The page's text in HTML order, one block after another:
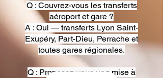
Q : Couvrez-vous les transferts
aéroport et gare ?
A : Oui — transferts Lyon Saint-
Exupéry, Part-Dieu, Perrache et
toutes gares régionales.
Q : Proposez-vous une mise à